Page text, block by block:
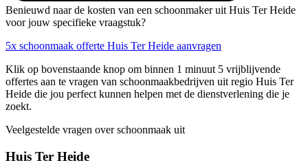
Benieuwd naar de kosten van een schoonmaker uit Huis Ter Heide
voor jouw specifieke vraagstuk?
5x schoonmaak offerte Huis Ter Heide aanvragen
Klik op bovenstaande knop om binnen 1 minuut 5 vrijblijvende
offertes aan te vragen van schoonmaakbedrijven uit regio Huis Ter
Heide die jou perfect kunnen helpen met de dienstverlening die je
zoekt.
Veelgestelde vragen over schoonmaak uit
Huis Ter Heide